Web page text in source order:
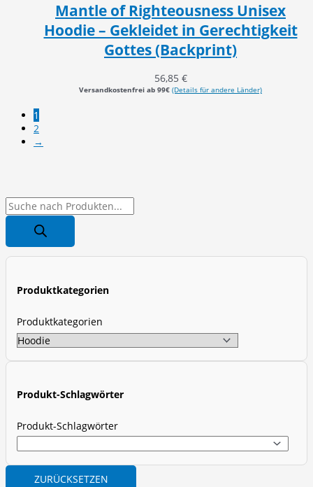
P
o
d
s
Produktkategorien
Produktkategorien
Produkt-Schlagwörter
Produkt-Schlagwörter
ZURÜCKSETZEN
Mantle of Righteousness Unisex
Hoodie – Gekleidet in Gerechtigkeit
Gottes (Backprint)
56,85 €
Versandkostenfrei ab 99€ (Details für andere Länder)
1
2
→